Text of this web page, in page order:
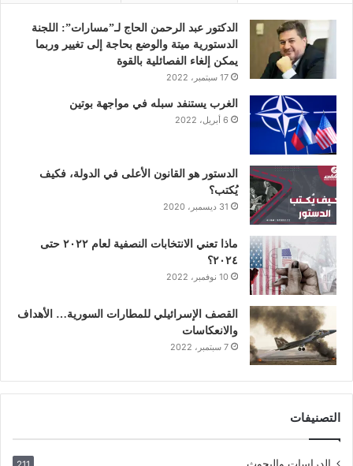
و
ك
ر
د
إ
و
ب
ق
الدكتور عبد الرحمن الحاج لـ”مسارات”: اللجنة
الدستورية ميتة والوضع بحاجة إلى تغيير وربما
يمكن إلغاء الفصائلية بالقوة
17 سبتمبر، 2022
الغرب يستنفد سبله في مواجهة بوتين
6 أبريل، 2022
الدستور هو القانون الأعلى في الدولة، فكيف
يُكتب؟
31 ديسمبر، 2020
ماذا تعني الانتخابات النصفية لعام ٢٠٢٢ حتى
٢٠٢٤؟
10 نوفمبر، 2022
القصف الإسرائيلي للمطارات السورية… الأهداف
والانعكاسات
7 سبتمبر، 2022
التصنيفات